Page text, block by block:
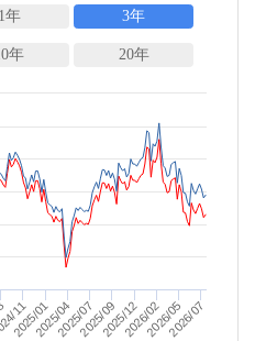
1年 3年
年 20年
2025/07
11
2025/012025/042025/092025/122026/022026/052026/07